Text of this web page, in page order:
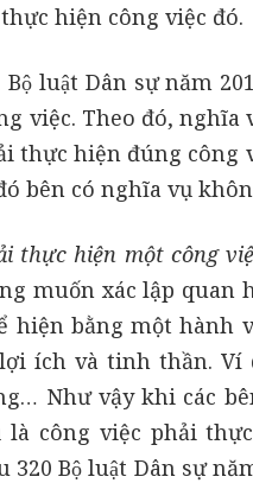
hiện công việc đó.
Bộ luật Dân sự năm
việc. Theo đó,
thực hiện đúng công
bên có nghĩa vụ
thực hiện một công
muốn xác lập quan
hiện bằng một hành
ích và tinh thần. Ví
Như vậy khi các
là công việc phải
320 Bộ luật Dân sự